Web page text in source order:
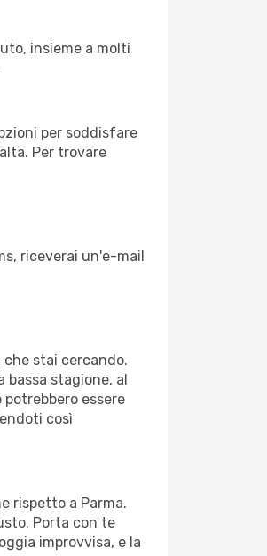
insieme a molti
per soddisfare
Per trovare
riceverai un'e-mail
stai cercando.
stagione, al
essere
così
rispetto a Parma.
Porta con te
improvvisa, e la